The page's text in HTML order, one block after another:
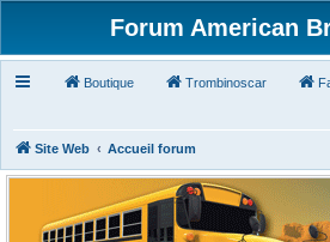
Forum American
Boutique Trombinoscar
Site Web Accueil forum